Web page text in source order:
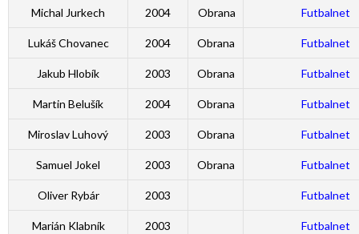
Michal Jurkech 2004 Obrana Futbalnet
Lukáš Chovanec 2004 Obrana Futbalnet
Jakub Hlobík 2003 Obrana Futbalnet
Martin Belušík 2004 Obrana Futbalnet
Miroslav Luhový 2003 Obrana Futbalnet
Samuel Jokel 2003 Obrana Futbalnet
Oliver Rybár 2003 Futbalnet
Marián Klabník 2003 Futbalnet